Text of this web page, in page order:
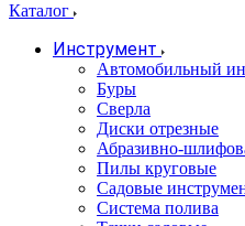
Каталог
Инструмент
Автомобильный
Буры
Сверла
Диски отрезные
Абразивно-
Пилы круговые
Садовые
Система полива